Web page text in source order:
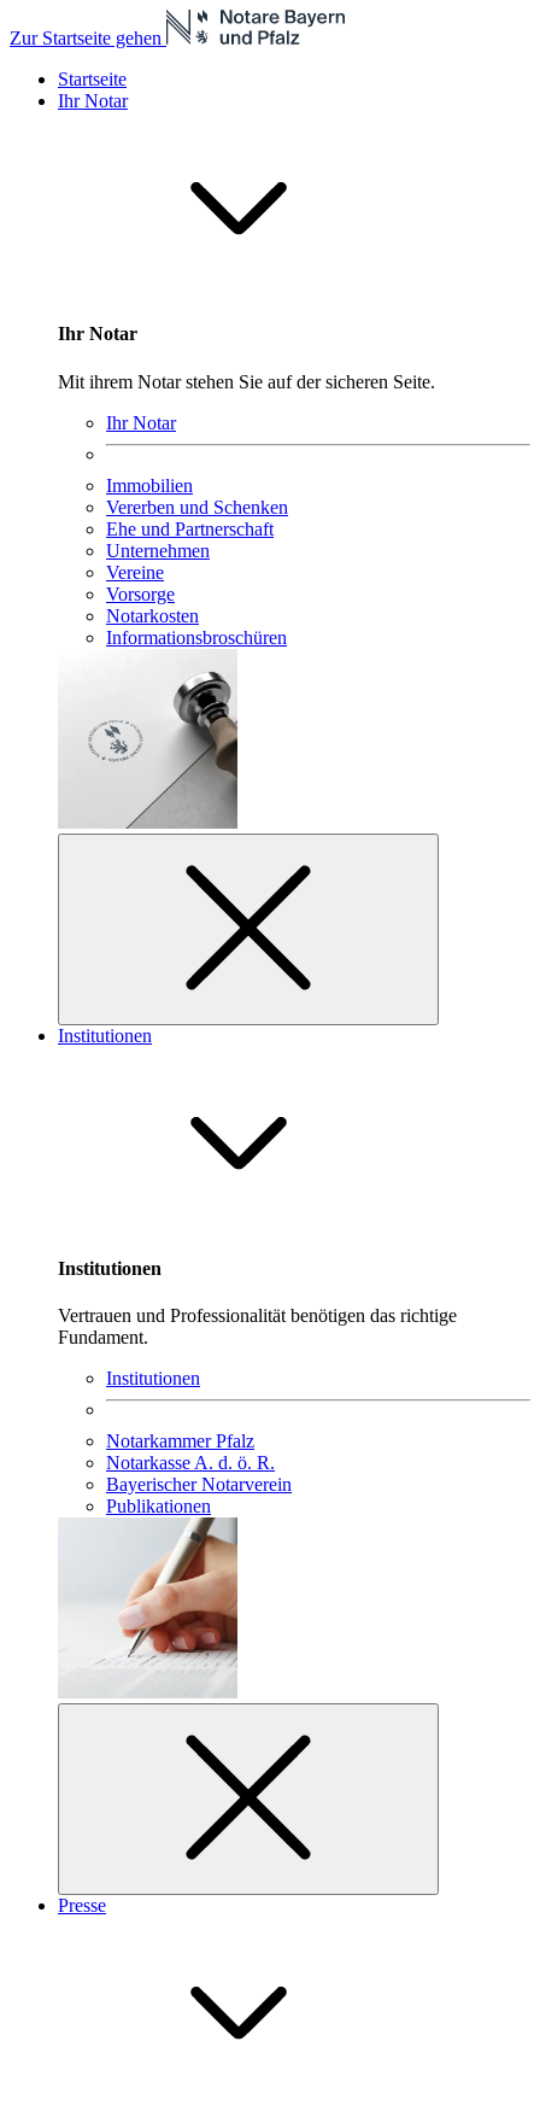
Zur Startseite gehen
Startseite
Ihr Notar
Ihr Notar
Mit ihrem Notar stehen Sie auf der sicheren Seite.
Ihr Notar
Immobilien
Vererben und Schenken
Ehe und Partnerschaft
Unternehmen
Vereine
Vorsorge
Notarkosten
Informationsbroschüren
Institutionen
Institutionen
Vertrauen und Professionalität benötigen das richtige
Fundament.
Institutionen
Notarkammer Pfalz
Notarkasse A. d. ö. R.
Bayerischer Notarverein
Publikationen
Presse